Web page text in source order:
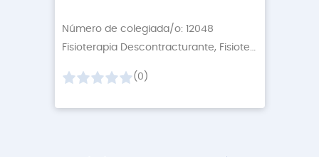
Número de colegiada/o: 12048
Fisioterapia Descontracturante, Fisioterapia Neuro
(0)